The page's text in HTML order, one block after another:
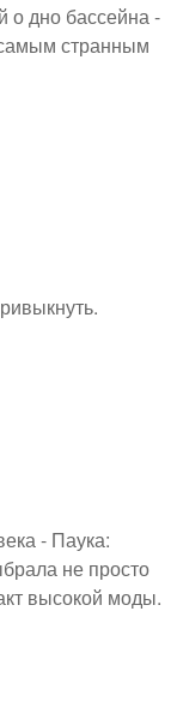
о дно бассейна -
странным
- Паука:
не просто
высокой моды.